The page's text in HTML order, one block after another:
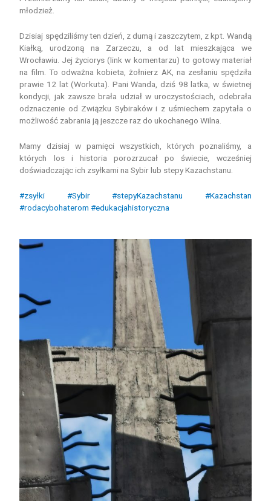
młodzież.
Dzisiaj spędziliśmy ten dzień, z dumą i zaszczytem, z kpt. Wandą
Kiałką, urodzoną na Zarzeczu, a od lat mieszkająca we
Wrocławiu. Jej życiorys (link w komentarzu) to gotowy materiał
na film. To odważna kobieta, żołnierz AK, na zesłaniu spędziła
prawie 12 lat (Workuta). Pani Wanda, dziś 98 latka, w świetnej
kondycji, jak zawsze brała udział w uroczystościach, odebrała
odznaczenie od Związku Sybiraków i z uśmiechem zapytała o
możliwość zabrania ją jeszcze raz do ukochanego Wilna.
Mamy dzisiaj w pamięci wszystkich, których poznaliśmy, a
których los i historia porozrzucał po świecie, wcześniej
doświadczając ich zsyłkami na Sybir lub stepy Kazachstanu.
#zsyłki #Sybir #stepyKazachstanu
#Kazachstan
#rodacybohaterom #edukacjahistoryczna